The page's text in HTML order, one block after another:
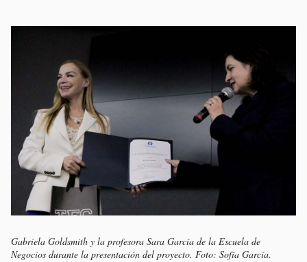
Gabriela Goldsmith y la profesora Sara García de la Escuela de
Negocios durante la presentación del proyecto. Foto: Sofía García.